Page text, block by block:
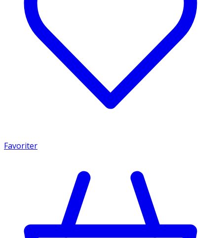
Favoriter